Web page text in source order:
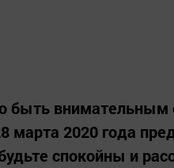
быть внимательным
марта 2020 года
спокойны и